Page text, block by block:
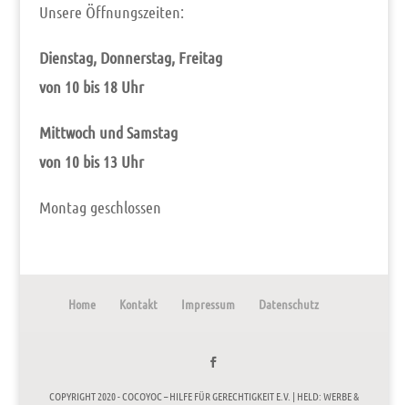
Unse­re Öffnungszeiten:
Diens­tag, Don­ners­tag, Freitag
von 10 bis 18 Uhr
Mitt­woch und Samstag
von 10 bis 13 Uhr
Mon­tag geschlossen
Home Kontakt Impressum Datenschutz
COPYRIGHT 2020 - COCOYOC – HILFE FÜR GERECHTIGKEIT E.V. | HELD: WERBE &